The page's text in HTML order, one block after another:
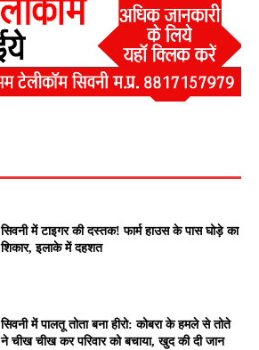
सिवनी में टाइगर की दस्तक! फार्म हाउस के पास घोड़े का
शिकार, इलाके में दहशत
सिवनी में पालतू तोता बना हीरो: कोबरा के हमले से तोते
ने चीख चीख कर परिवार को बचाया, खुद की दी जान